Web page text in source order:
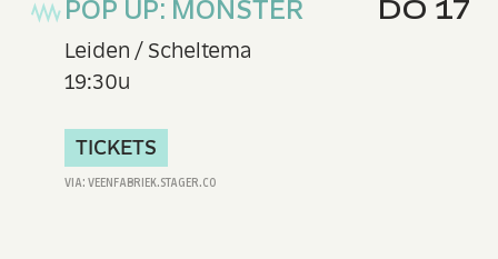
DO 17
POP UP: MONSTER
Leiden / Scheltema
19:30u
TICKETS